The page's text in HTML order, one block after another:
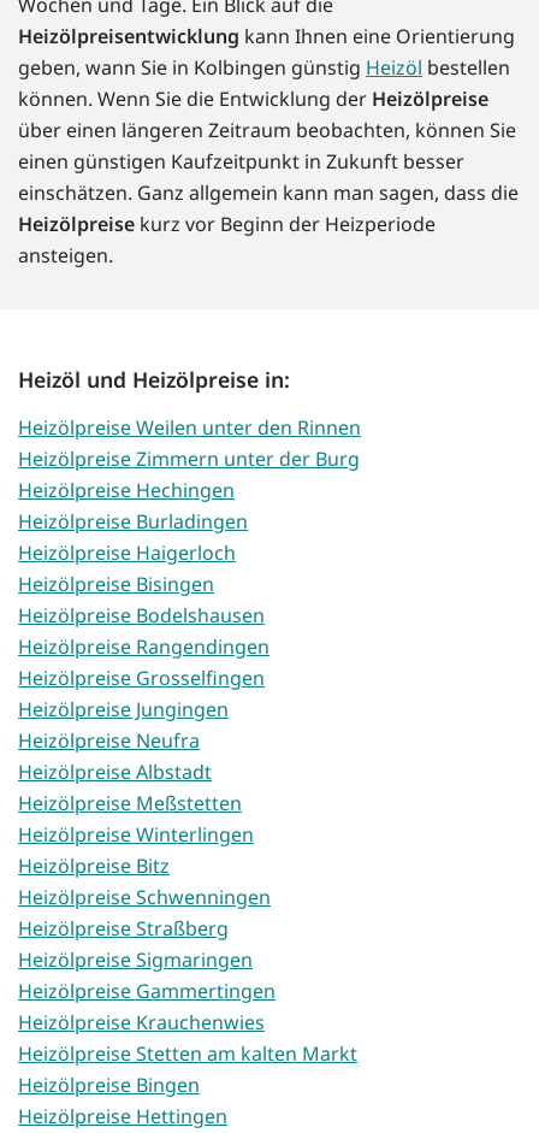
Heizölpreisentwicklung kann Ihnen eine Orientierung
geben, wann Sie in Kolbingen günstig Heizöl bestellen
können. Wenn Sie die Entwicklung der Heizölpreise
über einen längeren Zeitraum beobachten, können Sie
einen günstigen Kaufzeitpunkt in Zukunft besser
einschätzen. Ganz allgemein kann man sagen, dass die
Heizölpreise kurz vor Beginn der Heizperiode
ansteigen.
Heizöl und Heizölpreise in:
Heizölpreise Weilen unter den Rinnen
Heizölpreise Zimmern unter der Burg
Heizölpreise Hechingen
Heizölpreise Burladingen
Heizölpreise Haigerloch
Heizölpreise Bisingen
Heizölpreise Bodelshausen
Heizölpreise Rangendingen
Heizölpreise Grosselfingen
Heizölpreise Jungingen
Heizölpreise Neufra
Heizölpreise Albstadt
Heizölpreise Meßstetten
Heizölpreise Winterlingen
Heizölpreise Bitz
Heizölpreise Schwenningen
Heizölpreise Straßberg
Heizölpreise Sigmaringen
Heizölpreise Gammertingen
Heizölpreise Krauchenwies
Heizölpreise Stetten am kalten Markt
Heizölpreise Bingen
Heizölpreise Hettingen